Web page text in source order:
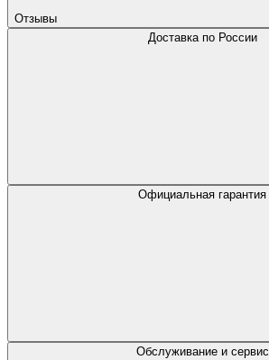
Отзывы
Доставка по России
Официальная гарантия
Обслуживание и сервис